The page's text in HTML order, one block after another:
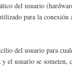
del usuario
para la conexión
del usuario para
el usuario se someten,